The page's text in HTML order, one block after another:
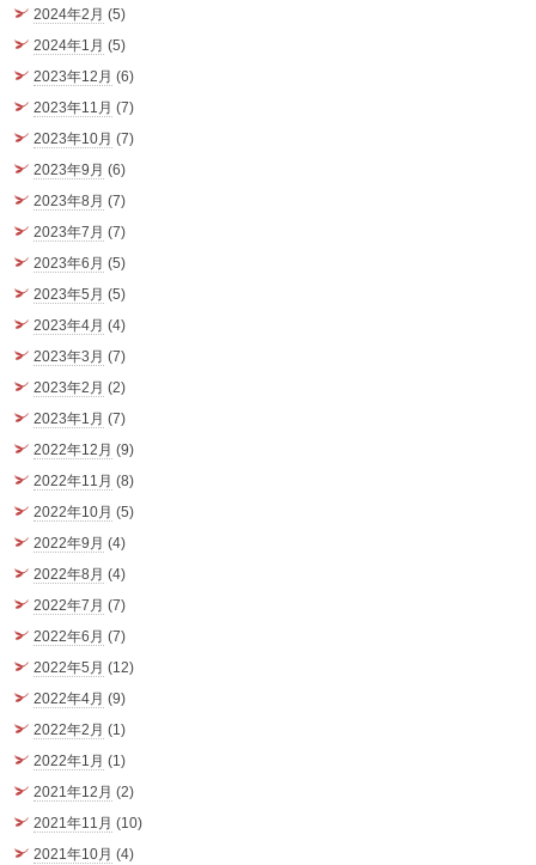
2024年2月 (5)
2024年1月 (5)
2023年12月 (6)
2023年11月 (7)
2023年10月 (7)
2023年9月 (6)
2023年8月 (7)
2023年7月 (7)
2023年6月 (5)
2023年5月 (5)
2023年4月 (4)
2023年3月 (7)
2023年2月 (2)
2023年1月 (7)
2022年12月 (9)
2022年11月 (8)
2022年10月 (5)
2022年9月 (4)
2022年8月 (4)
2022年7月 (7)
2022年6月 (7)
2022年5月 (12)
2022年4月 (9)
2022年2月 (1)
2022年1月 (1)
2021年12月 (2)
2021年11月 (10)
2021年10月 (4)